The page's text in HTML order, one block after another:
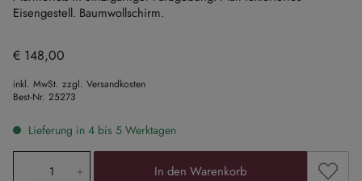
Eisengestell. Baumwollschirm.
€ 148,00
inkl. MwSt. zzgl. Versandkosten
Best-Nr. 25273
Lieferung in 4 bis 5 Werktagen
Produkt Anzahl: Gib den gewünschten Wert ein oder
In den Warenkorb Zum